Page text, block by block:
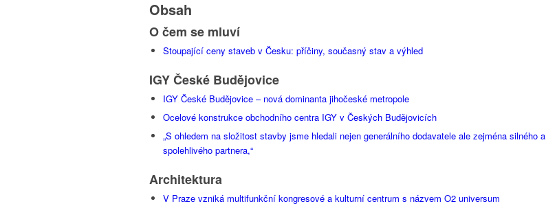
Obsah
O čem se mluví
Stoupající ceny staveb v Česku: příčiny, současný stav a výhled
IGY České Budějovice
IGY České Budějovice – nová dominanta jihočeské metropole
Ocelové konstrukce obchodního centra IGY v Českých Budějovicích
„S ohledem na složitost stavby jsme hledali nejen generálního dodavatele ale zejména silného a
spolehlivého partnera,“
Architektura
V Praze vzniká multifunkční kongresové a kulturní centrum s názvem O2 universum